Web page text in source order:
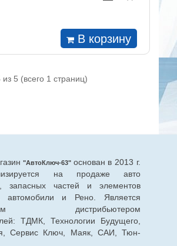
В корзину
5 (всего 1 страниц)
"АвтоКлюч-63" основан в 2013 г.
на продаже авто
запасных частей и элементов
автомобили и Рено. Является
дистрибьютером
ТДМК, Технологии Будущего,
Сервис Ключ, Маяк, САИ, Тюн-